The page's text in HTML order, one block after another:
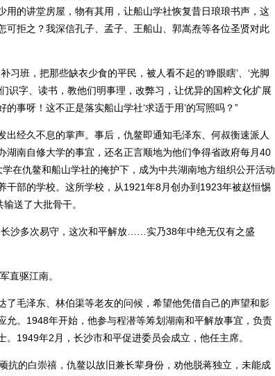
用的讲堂房屋，物有其用，让船山学社恢复昔日琅琅书声，这
可拒之？我深信孔子、孟子、王船山、郭嵩焘等各位圣贤对此
习班，把那些缺衣少食的平民，被人看不起的‘睁眼瞎’、‘光脚
识字、读书，教他们明事理，改弊习，让优异的国粹文化扩展
事呀！这不正是落实船山学社‘求适于用’的写照吗？”
出经久不息的掌声。事后，仇鳌即通知毛泽东、何叔衡速派人
湖南自修大学的事宜，还名正言顺地为他们争得省政府每月40
在仇鳌和船山学社的掩护下，成为中共湖南地方组织公开活动
干部的学校。这所学校，从1921年8月创办到1923年被赵恒惕
送了大批骨干。
沙多次易守，这次和平解放……实乃38年中绝无仅有之盛
直驱江南。
了毛泽东、林伯渠等老友的问候，希望他凭借自己的声望和影
允。1948年开始，他参与程潜等筹划湖南和平解放事宜，负责
1949年2月，长沙市和平促进委员会成立，他任主席。
抗的白崇禧，仇鳌以故旧兼长辈身份，劝他脱蒋独立，未能成